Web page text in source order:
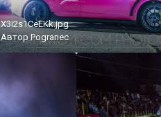
X3i2s1CeEKk.jpg
АвторPogranec